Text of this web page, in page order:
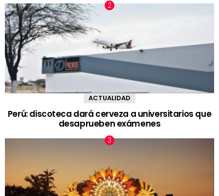
ACTUALIDAD
Perú: discoteca dará cerveza a universitarios que
desaprueben exámenes